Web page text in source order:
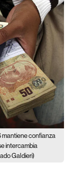
mantiene confianza
intercambia
Galdieri)